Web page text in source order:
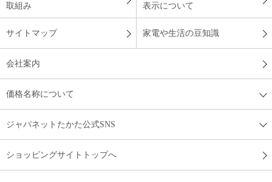
取組み
表示について
サイトマップ 家電や生活の豆知識
会社案内
価格名称について
ジャパネットたかた公式SNS
ショッピングサイトトップへ